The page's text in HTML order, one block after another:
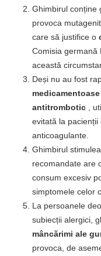
Ghimbirul conține
provoca
care să justifice o
Comisia germană
această
Deși nu au fost
medicamentoase
antitrombotic ,
evitată la
anticoagulante.
Ghimbirul
recomandate are
consum excesiv
simptomele celor
La persoanele
subiecții alergici,
mâncărimi ale
provoca, de